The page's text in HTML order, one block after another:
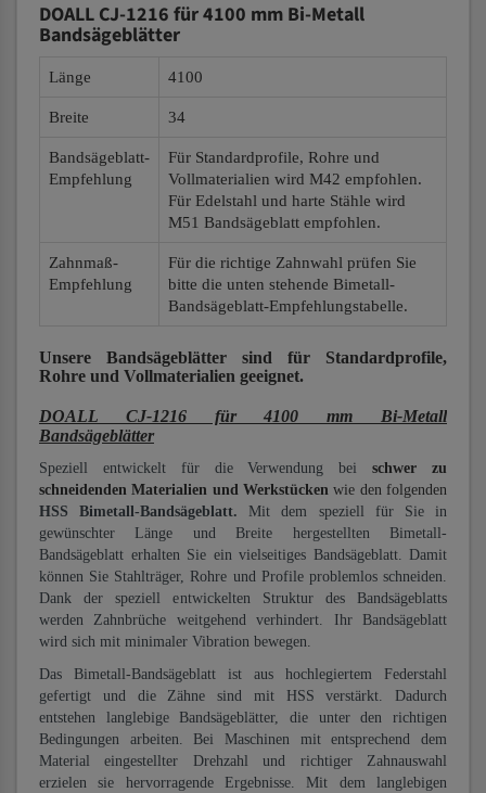
DOALL CJ-1216 für 4100 mm Bi-Metall
Bandsägeblätter
Länge 4100
Breite 34
Bandsägeblatt-
Empfehlung
Für Standardprofile, Rohre und
Vollmaterialien wird M42 empfohlen.
Für Edelstahl und harte Stähle wird
M51 Bandsägeblatt empfohlen.
Zahnmaß-
Empfehlung
Für die richtige Zahnwahl prüfen Sie
bitte die unten stehende Bimetall-
Bandsägeblatt-Empfehlungstabelle.
Unsere Bandsägeblätter sind für Standardprofile,
Rohre und Vollmaterialien geeignet.
DOALL CJ-1216 für 4100 mm Bi-Metall
Bandsägeblätter
Speziell entwickelt für die Verwendung beischwer zu
schneidenden Materialien und Werkstücken wie den folgenden
HSS Bimetall-Bandsägeblatt. Mit dem speziell für Sie in
gewünschter Länge und Breite hergestellten Bimetall-
Bandsägeblatt erhalten Sie ein vielseitiges Bandsägeblatt. Damit
können Sie Stahlträger, Rohre und Profile problemlos schneiden.
Dank der speziell entwickelten Struktur des Bandsägeblatts
werden Zahnbrüche weitgehend verhindert. Ihr Bandsägeblatt
wird sich mit minimaler Vibration bewegen.
Das Bimetall-Bandsägeblatt ist aus hochlegiertem Federstahl
gefertigt und die Zähne sind mit HSS verstärkt. Dadurch
entstehen langlebige Bandsägeblätter, die unter den richtigen
Bedingungen arbeiten. Bei Maschinen mit entsprechend dem
Material eingestellter Drehzahl und richtiger Zahnauswahl
erzielen sie hervorragende Ergebnisse. Mit dem langlebigen